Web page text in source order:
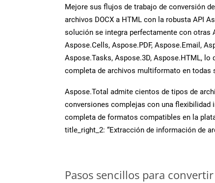
Mejore sus flujos de trabajo de conversión
archivos DOCX a HTML con la robusta API
solución se integra perfectamente con otras
Aspose.Cells, Aspose.PDF, Aspose.Email,
Aspose.Tasks, Aspose.3D, Aspose.HTML, lo
completa de archivos multiformato en todas
Aspose.Total admite cientos de tipos de
conversiones complejas con una flexibilidad
completa de formatos compatibles en la
title_right_2: “Extracción de información de
Pasos sencillos para